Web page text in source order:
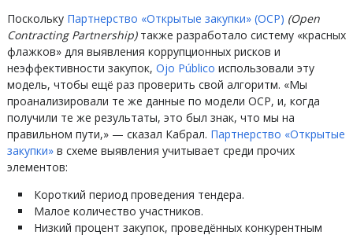
Поскольку Партнерство «Открытые закупки» (OCP) (Open
Contracting Partnership)также разработало систему «красных
флажков» для выявления коррупционных рисков и
неэффективности закупок, Ojo Público использовали эту
модель, чтобы ещё раз проверить свой алгоритм. «Мы
проанализировали те же данные по модели ОСР, и, когда
получили те же результаты, это был знак, что мы на
правильном пути,» — сказал Кабрал. Партнерство «Открытые
закупки»в схеме выявления учитывает среди прочих
элементов:
Короткий период проведения тендера.
Малое количество участников.
Низкий процент закупок, проведённых конкурентным